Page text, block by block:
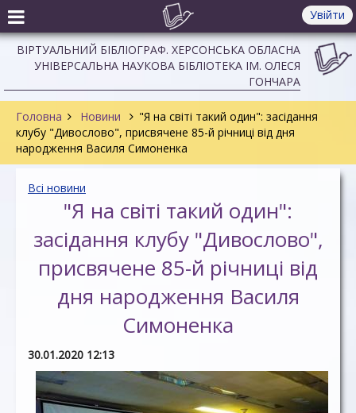
Увійти
ВІРТУАЛЬНИЙ БІБЛІОГРАФ. ХЕРСОНСЬКА ОБЛАСНА
УНІВЕРСАЛЬНА НАУКОВА БІБЛІОТЕКА ІМ. ОЛЕСЯ
ГОНЧАРА
Головна Новини
"Я на світі такий один": засідання
клубу "Дивослово", присвячене 85-й річниці від дня
народження Василя Симоненка
Всі новини
"Я на світі такий один":
засідання клубу "Дивослово",
присвячене 85-й річниці від
дня народження Василя
Симоненка
30.01.2020 12:13